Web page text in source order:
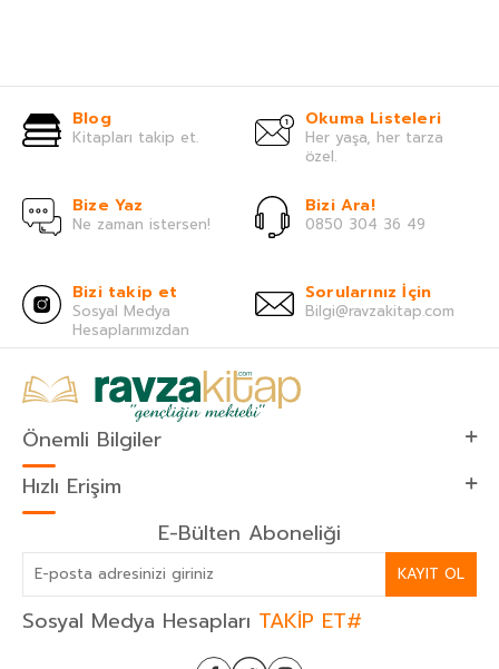
Blog
Kitapları takip et.
Okuma Listeleri
Her yaşa, her tarza
özel.
Bize Yaz
Ne zaman istersen!
Bizi Ara!
0850 304 36 49
Bizi takip et
Sosyal Medya
Hesaplarımızdan
Sorularınız İçin
Bilgi@ravzakitap.com
Önemli Bilgiler
Hızlı Erişim
E-Bülten Aboneliği
KAYIT OL
Sosyal Medya Hesapları TAKİP ET#